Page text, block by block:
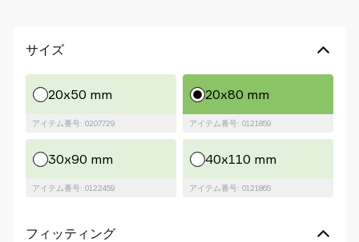
サイズ
20x50 mm
アイテム番号: 0207729
20x80 mm
アイテム番号: 0121859
30x90 mm
アイテム番号: 0122459
40x110 mm
アイテム番号: 0121865
フィッティング
探
す
Old